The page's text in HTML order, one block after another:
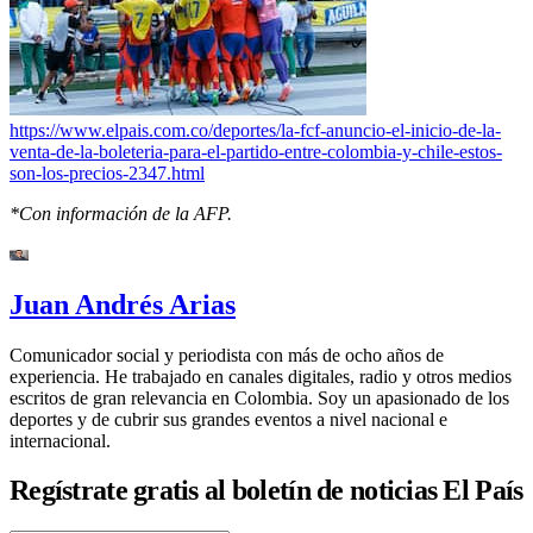
https://www.elpais.com.co/deportes/la-fcf-anuncio-el-inicio-de-la-
venta-de-la-boleteria-para-el-partido-entre-colombia-y-chile-estos-
son-los-precios-2347.html
*Con información de la AFP.
Juan Andrés Arias
Comunicador social y periodista con más de ocho años de
experiencia. He trabajado en canales digitales, radio y otros medios
escritos de gran relevancia en Colombia. Soy un apasionado de los
deportes y de cubrir sus grandes eventos a nivel nacional e
internacional.
Regístrate gratis al boletín de noticias El País